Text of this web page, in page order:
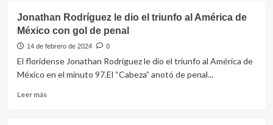
u
otro
está
de
feria
de
Cantón
OM
Jonathan Rodríguez le dio el triunfo al América de
México con gol de penal
14 de febrero de 2024 0
El floridense Jonathan Rodríguez le dio el triunfo al América de
México en el minuto 97.El “Cabeza” anotó de penal...
Leer másLeer